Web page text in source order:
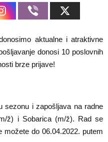
aktualne i atraktivne
donosi 10 poslovnih
brze prijave!
sezonu i zapošljava na radne
ž) i Sobarica (m/ž). Rad se
do 06.04.2022. putem